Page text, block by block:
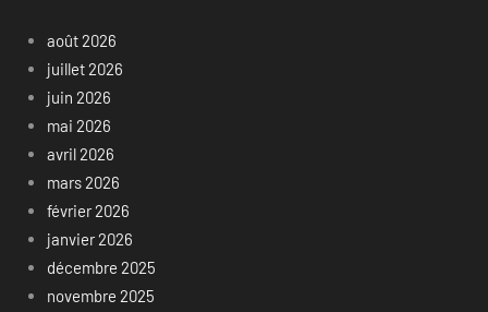
août 2026
juillet 2026
juin 2026
mai 2026
avril 2026
mars 2026
février 2026
janvier 2026
décembre 2025
novembre 2025